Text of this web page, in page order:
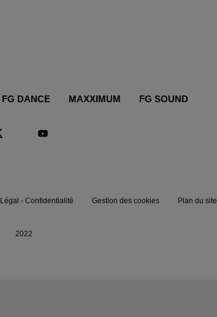
FG DANCE MAXXIMUM FG SOUND
Légal - Confidentialité Gestion des cookies Plan du site
2022